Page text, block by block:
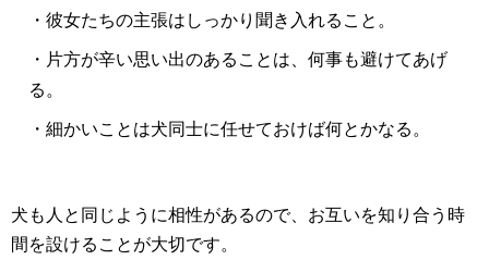
・彼女たちの主張はしっかり聞き入れること。
・片方が辛い思い出のあることは、何事も避けてあげ
る。
・細かいことは犬同士に任せておけば何とかなる。
犬も人と同じように相性があるので、お互いを知り合う時
間を設けることが大切です。